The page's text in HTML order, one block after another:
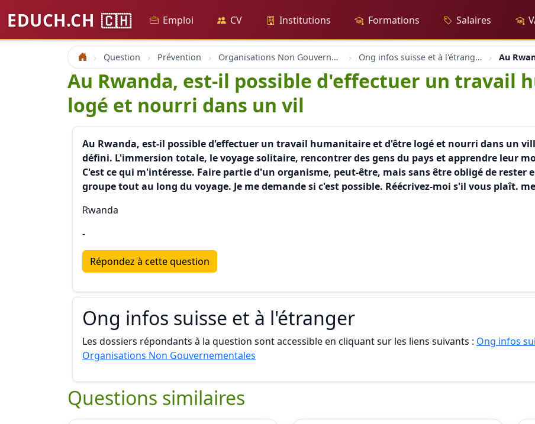
EDUCH.CH 🇨🇭 Emploi CV Institutions Formations Salaires
Accueil Question Prévention Organisations Non Gouvernementales Ong infos suisse et à l'étranger Au
Au Rwanda, est-il possible d'effectuer un travail
logé et nourri dans un vil
Au Rwanda, est-il possible d'effectuer un travail humanitaire et d'être logé et nourri dans un
défini. L'immersion totale, le voyage solitaire, rencontrer des gens du pays et apprendre leur
C'est ce qui m'intéresse. Faire partie d'un organisme, peut-être, mais sans être obligé de rester
groupe tout au long du voyage. Je me demande si c'est possible. Réécrivez-moi s'il vous plaît.
Rwanda
-
Répondez à cette question
Ong infos suisse et à l'étranger
Les dossiers répondants à la question sont accessible en cliquant sur les liens suivants : Ong infos
Organisations Non Gouvernementales
Questions similaires